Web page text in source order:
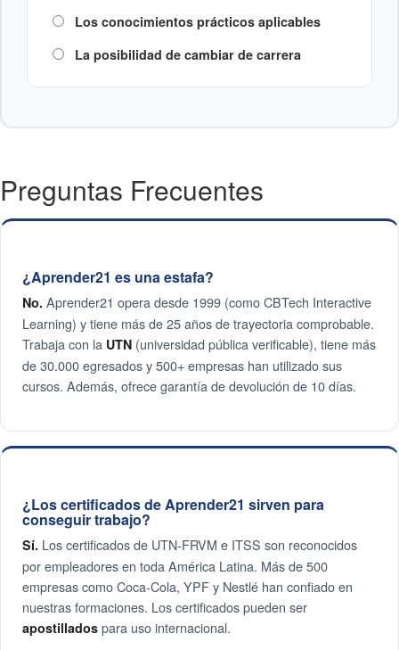
Los conocimientos prácticos aplicables
La posibilidad de cambiar de carrera
Preguntas Frecuentes
¿Aprender21 es una estafa?
No. Aprender21 opera desde 1999 (como CBTech Interactive
Learning) y tiene más de 25 años de trayectoria comprobable.
Trabaja con la UTN (universidad pública verificable), tiene más
de 30.000 egresados y 500+ empresas han utilizado sus
cursos. Además, ofrece garantía de devolución de 10 días.
¿Los certificados de Aprender21 sirven para
conseguir trabajo?
Sí. Los certificados de UTN-FRVM e ITSS son reconocidos
por empleadores en toda América Latina. Más de 500
empresas como Coca-Cola, YPF y Nestlé han confiado en
nuestras formaciones. Los certificados pueden ser
apostillados para uso internacional.